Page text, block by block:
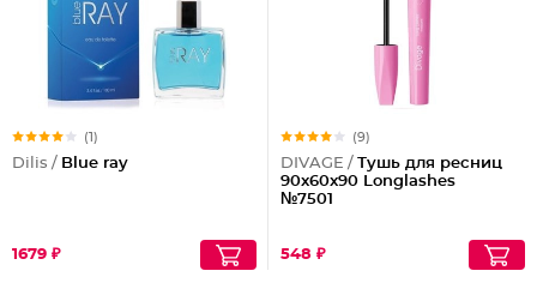
(1)
Dilis / Blue ray
1679 ₽
(9)
DIVAGE / Тушь для ресниц
90x60x90 Longlashes
№7501
548 ₽